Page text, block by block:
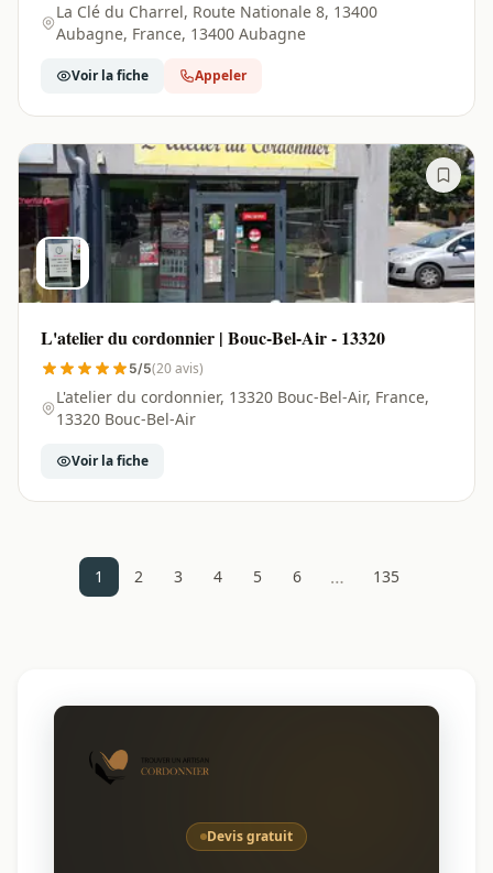
La Clé du Charrel, Route Nationale 8, 13400
Aubagne, France, 13400 Aubagne
Voir la fiche Appeler
L'atelier du cordonnier | Bouc-Bel-Air - 13320
5/5(20 avis)
L'atelier du cordonnier, 13320 Bouc-Bel-Air, France,
13320 Bouc-Bel-Air
Voir la fiche
1 2 3 4 5 6 … 135
Devis gratuit